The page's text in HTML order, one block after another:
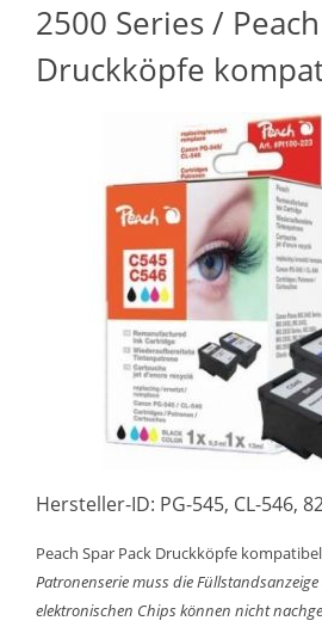
2500 Series /
Druckköpfe
Hersteller-ID: PG-545, CL-546,
Peach Spar Pack Druckköpfe
Patronenserie muss die
elektronischen Chips können nicht